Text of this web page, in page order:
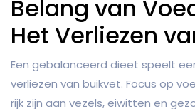
Belang van
Het Verliezen
Een gebalanceerd dieet speelt
verliezen van buikvet. Focus op
rijk zijn aan vezels, eiwitten en